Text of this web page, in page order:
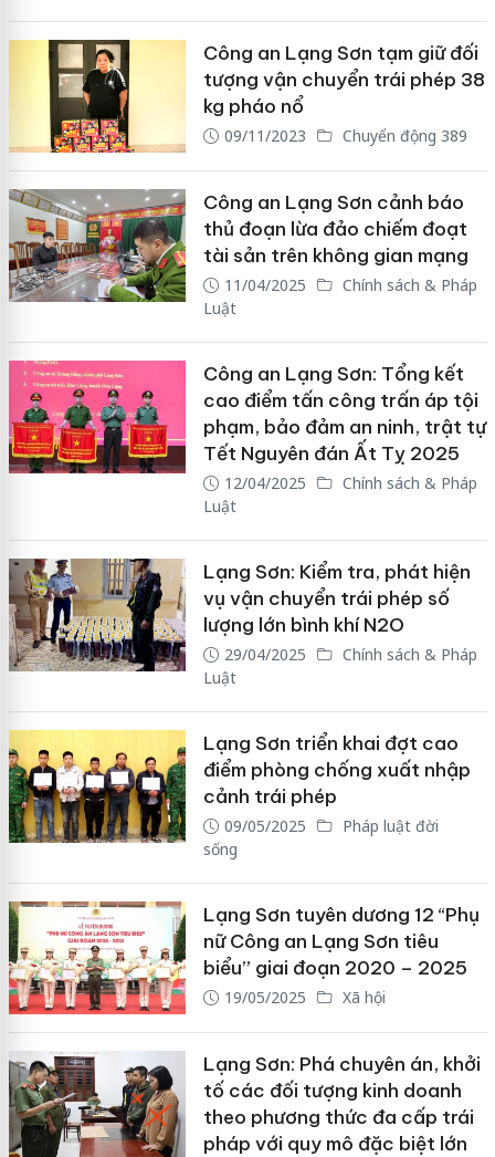
Công an Lạng Sơn tạm giữ đối
tượng vận chuyển trái phép 38
kg pháo nổ
09/11/2023 Chuyển động 389
Công an Lạng Sơn cảnh báo
thủ đoạn lừa đảo chiếm đoạt
tài sản trên không gian mạng
11/04/2025
Chính sách & Pháp
Luật
Công an Lạng Sơn: Tổng kết
cao điểm tấn công trấn áp tội
phạm, bảo đảm an ninh, trật tự
Tết Nguyên đán Ất Tỵ 2025
12/04/2025
Chính sách & Pháp
Luật
Lạng Sơn: Kiểm tra, phát hiện
vụ vận chuyển trái phép số
lượng lớn bình khí N2O
29/04/2025
Chính sách & Pháp
Luật
Lạng Sơn triển khai đợt cao
điểm phòng chống xuất nhập
cảnh trái phép
09/05/2025
Pháp luật đời
sống
Lạng Sơn tuyên dương 12 “Phụ
nữ Công an Lạng Sơn tiêu
biểu” giai đoạn 2020 – 2025
19/05/2025 Xã hội
Lạng Sơn: Phá chuyên án, khởi
tố các đối tượng kinh doanh
theo phương thức đa cấp trái
pháp với quy mô đặc biệt lớn